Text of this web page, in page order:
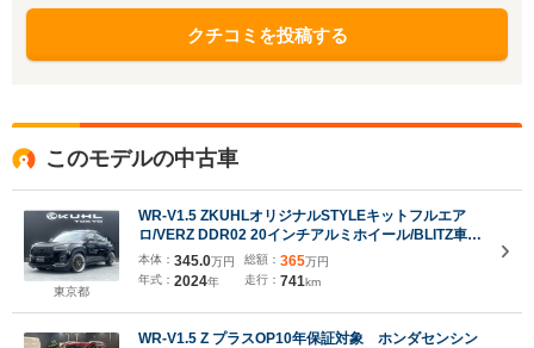
クチコミを投稿する
このモデルの中古車
東京都
WR-V1.5 ZKUHLオリジナルSTYLEキットフルエア
ロ/VERZ DDR02 20インチアルミホイール/BLITZ車高
調/禁煙車/ホンダセンシング/LEDヘッドライ
ト/ETC2.0/アダプティブクルーズ
本体： 345.0万円
年式： 2024年
総額： 365万円
走行： 741km
WR-V1.5 Z プラスOP10年保証対象 ホンダセンシン